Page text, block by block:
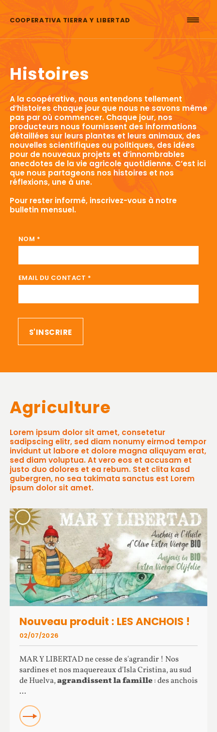
COOPERATIVA TIERRA Y LIBERTAD
Histoires
A la coopérative, nous entendons tellement
d’histoires chaque jour que nous ne savons même
pas par où commencer. Chaque jour, nos
producteurs nous fournissent des informations
détaillées sur leurs plantes et leurs animaux, des
nouvelles scientifiques ou politiques, des idées
pour de nouveaux projets et d’innombrables
anecdotes de la vie agricole quotidienne. C’est ici
que nous partageons nos histoires et nos
réflexions, une à une.
Pour rester informé, inscrivez-vous à notre
bulletin mensuel.
NOM *
EMAIL DU CONTACT *
S'INSCRIRE
Agriculture
Lorem ipsum dolor sit amet, consetetur
sadipscing elitr, sed diam nonumy eirmod tempor
invidunt ut labore et dolore magna aliquyam erat,
sed diam voluptua. At vero eos et accusam et
justo duo dolores et ea rebum. Stet clita kasd
gubergren, no sea takimata sanctus est Lorem
ipsum dolor sit amet.
Nouveau produit : LES ANCHOIS !
MAR Y LIBERTAD ne cesse de s'agrandir ! Nos
sardines et nos maquereaux d'Isla Cristina, au sud
de Huelva,agrandissent la famille: des anchois
...
READ
02/07/2026